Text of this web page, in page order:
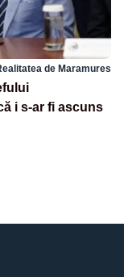
de Maramures
i s-ar fi ascuns